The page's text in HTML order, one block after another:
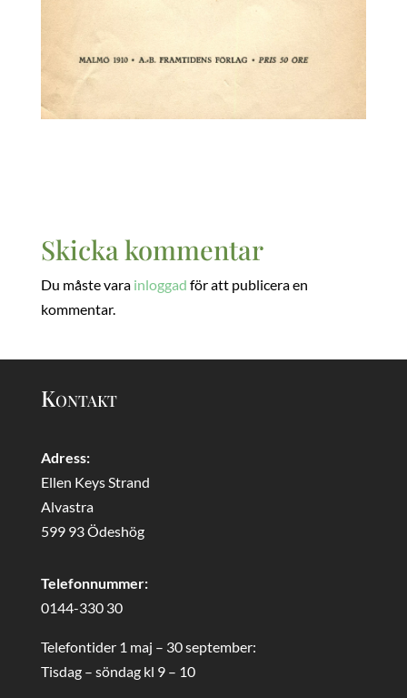
Skicka kommentar
Du måste vara inloggad för att publicera en
kommentar.
Kontakt
Adress:
Ellen Keys Strand
Alvastra
599 93 Ödeshög
Telefonnummer:
0144-330 30
Telefontider 1 maj – 30 september:
Tisdag – söndag kl 9 – 10